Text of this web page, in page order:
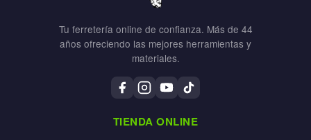
Tu ferretería online de confianza. Más de 44
años ofreciendo las mejores herramientas y
materiales.
TIENDA ONLINE